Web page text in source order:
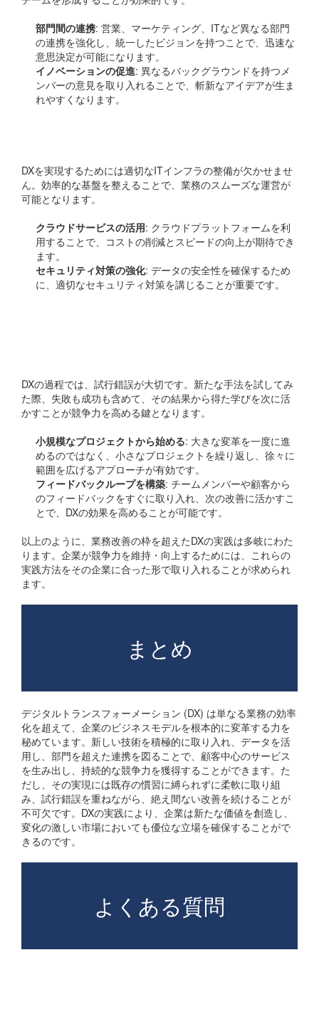
部門間の連携: 営業、マーケティング、ITなど異なる部門
の連携を強化し、統一したビジョンを持つことで、迅速な
意思決定が可能になります。
イノベーションの促進: 異なるバックグラウンドを持つメ
ンバーの意見を取り入れることで、斬新なアイデアが生ま
れやすくなります。
DXを実現するためには適切なITインフラの整備が欠かせませ
ん。効率的な基盤を整えることで、業務のスムーズな運営が
可能となります。
クラウドサービスの活用: クラウドプラットフォームを利
用することで、コストの削減とスピードの向上が期待でき
ます。
セキュリティ対策の強化: データの安全性を確保するため
に、適切なセキュリティ対策を講じることが重要です。
DXの過程では、試行錯誤が大切です。新たな手法を試してみ
た際、失敗も成功も含めて、その結果から得た学びを次に活
かすことが競争力を高める鍵となります。
小規模なプロジェクトから始める: 大きな変革を一度に進
めるのではなく、小さなプロジェクトを繰り返し、徐々に
範囲を広げるアプローチが有効です。
フィードバックループを構築: チームメンバーや顧客から
のフィードバックをすぐに取り入れ、次の改善に活かすこ
とで、DXの効果を高めることが可能です。
以上のように、業務改善の枠を超えたDXの実践は多岐にわた
ります。企業が競争力を維持・向上するためには、これらの
実践方法をその企業に合った形で取り入れることが求められ
ます。
まとめ
デジタルトランスフォーメーション (DX) は単なる業務の効率
化を超えて、企業のビジネスモデルを根本的に変革する力を
秘めています。新しい技術を積極的に取り入れ、データを活
用し、部門を超えた連携を図ることで、顧客中心のサービス
を生み出し、持続的な競争力を獲得することができます。た
だし、その実現には既存の慣習に縛られずに柔軟に取り組
み、試行錯誤を重ねながら、絶え間ない改善を続けることが
不可欠です。DXの実践により、企業は新たな価値を創造し、
変化の激しい市場においても優位な立場を確保することがで
きるのです。
よくある質問